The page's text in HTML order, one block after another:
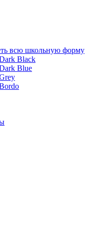
всю школьную форму
Black
Blue